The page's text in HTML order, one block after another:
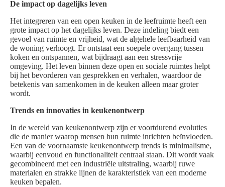
De impact op dagelijks leven
Het integreren van een open keuken in de leefruimte heeft een
grote impact op het dagelijks leven. Deze indeling biedt een
gevoel van ruimte en vrijheid, wat de algehele leefbaarheid van
de woning verhoogt. Er ontstaat een soepele overgang tussen
koken en ontspannen, wat bijdraagt aan een stressvrije
omgeving. Het leven binnen deze open en sociale ruimtes helpt
bij het bevorderen van gesprekken en verhalen, waardoor de
betekenis van samenkomen in de keuken alleen maar groter
wordt.
Trends en innovaties in keukenontwerp
In de wereld van keukenontwerp zijn er voortdurend evoluties
die de manier waarop mensen hun ruimte inrichten beïnvloeden.
Een van de voornaamste keukenontwerp trends is minimalisme,
waarbij eenvoud en functionaliteit centraal staan. Dit wordt vaak
gecombineerd met een industriële uitstraling, waarbij ruwe
materialen en strakke lijnen de karakteristiek van een moderne
keuken bepalen.